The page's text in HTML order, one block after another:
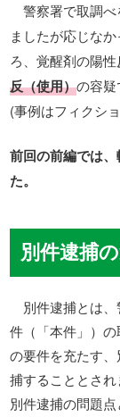
警察署で取調べ
ましたが応じな
ろ、覚醒剤の陽
反（使用）の容疑
(事例はフィクシ
前回の前編では
た。
別件逮捕
別件逮捕とは、
件（「本件」）
の要件を充たす
捕することとされ
別件逮捕の問題